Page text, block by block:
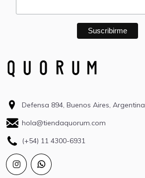
Defensa 894, Buenos Aires, Argentina
hola@tiendaquorum.com
(+54) 11 4300-6931